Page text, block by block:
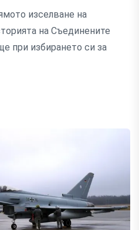
изселване на
на Съединените
при избирането си за